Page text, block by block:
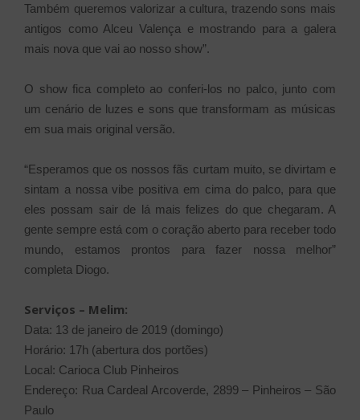
Também queremos valorizar a cultura, trazendo sons mais
antigos como Alceu Valença e mostrando para a galera
mais nova que vai ao nosso show”.
O show fica completo ao conferi-los no palco, junto com
um cenário de luzes e sons que transformam as músicas
em sua mais original versão.
“Esperamos que os nossos fãs curtam muito, se divirtam e
sintam a nossa vibe positiva em cima do palco, para que
eles possam sair de lá mais felizes do que chegaram. A
gente sempre está com o coração aberto para receber todo
mundo, estamos prontos para fazer nossa melhor”
completa Diogo.
Serviços – Melim:
Data: 13 de janeiro de 2019 (domingo)
Horário: 17h (abertura dos portões)
Local: Carioca Club Pinheiros
Endereço: Rua Cardeal Arcoverde, 2899 – Pinheiros – São
Paulo